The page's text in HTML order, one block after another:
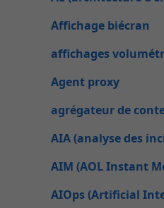
Affichage biécran
affichages
Agent proxy
agrégateur de
AIA (analyse des
AIM (AOL Instant
AIOps (Artificial